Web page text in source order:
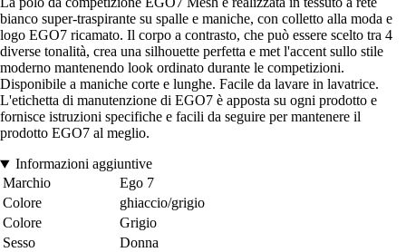
bianco super-traspirante su spalle e maniche, con colletto alla moda e
logo EGO7 ricamato. Il corpo a contrasto, che può essere scelto tra 4
diverse tonalità, crea una silhouette perfetta e met l'accent sullo stile
moderno mantenendo look ordinato durante le competizioni.
Disponibile a maniche corte e lunghe. Facile da lavare in lavatrice.
L'etichetta di manutenzione di EGO7 è apposta su ogni prodotto e
fornisce istruzioni specifiche e facili da seguire per mantenere il
prodotto EGO7 al meglio.
Informazioni aggiuntive
Marchio
Ego 7
Colore
ghiaccio/grigio
Colore
Grigio
Sesso
Donna